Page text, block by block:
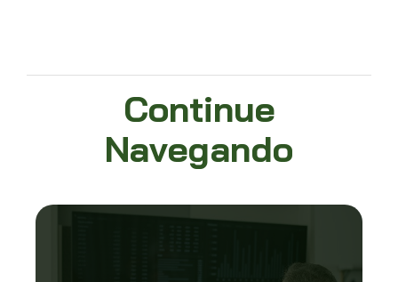
Continue
Navegando